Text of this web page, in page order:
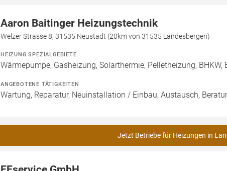
Aaron Baitinger Heizungstechnik
Welzer Strasse 8, 31535 Neustadt (20km von 31535 Landesbergen)
HEIZUNG SPEZIALGEBIETE
Wärmepumpe, Gasheizung, Solarthermie, Pelletheizung, BHKW,
ANGEBOTENE TÄTIGKEITEN
Wartung, Reparatur, Neuinstallation / Einbau, Austausch,
Jetzt Betriebe für Heizungen in